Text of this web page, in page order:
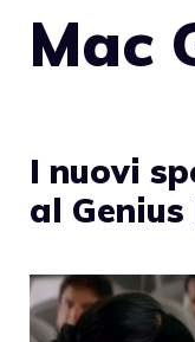
Mac
I nuovi
al